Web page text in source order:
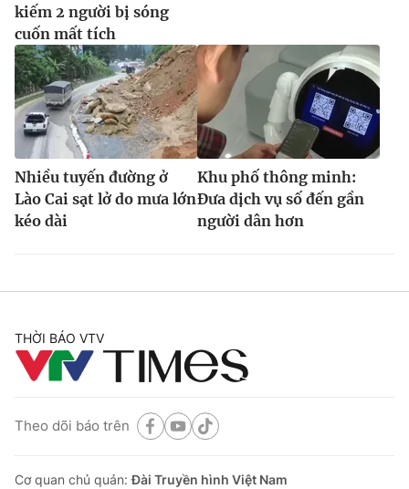
kiếm 2 người bị sóng
cuốn mất tích
Nhiều tuyến đường ở
Lào Cai sạt lở do mưa lớn
kéo dài
Khu phố thông minh:
Đưa dịch vụ số đến gần
người dân hơn
THỜI BÁO VTV
Theo dõi báo trên
Cơ quan chủ quản:Đài Truyền hình Việt Nam